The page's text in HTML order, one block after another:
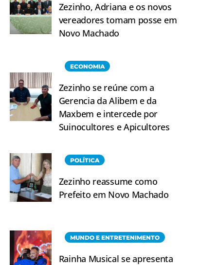
Zezinho, Adriana e os novos
vereadores tomam posse em
Novo Machado
ECONOMIA
Zezinho se reúne com a
Gerencia da Alibem e da
Maxbem e intercede por
Suinocultores e Apicultores
POLÍTICA
Zezinho reassume como
Prefeito em Novo Machado
MUNDO E ENTRETENIMENTO
Rainha Musical se apresenta